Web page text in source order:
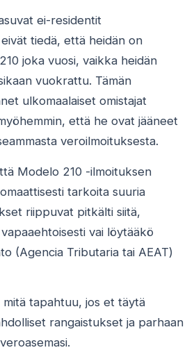
ei-residentit
tiedä, että heidän on
joka vuosi, vaikka heidän
vuokrattu. Tämän
ulkomaalaiset omistajat
että he ovat jääneet
veroilmoituksesta.
Modelo 210 -ilmoituksen
tarkoita suuria
riippuvat pitkälti siitä,
vai löytääkö
(Agencia Tributaria tai AEAT)
mitä tapahtuu, jos et täytä
rangaistukset ja parhaan